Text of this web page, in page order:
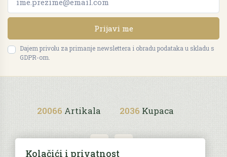
Prijavi me
Dajem privolu za primanje newslettera i obradu podataka u skladu s
GDPR-om.
20066 Artikala 2036 Kupaca
Kolačići i privatnost